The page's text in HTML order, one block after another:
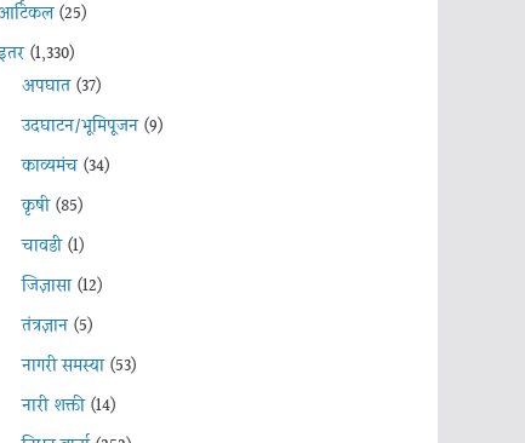
(25)
(1,330)
अपघात(37)
उदघाटन/भूमिपूजन(9)
काव्यमंच(34)
कृषी(85)
चावडी(1)
जिज्ञासा(12)
तंत्रज्ञान(5)
नागरी समस्या(53)
नारी शक्ती(14)